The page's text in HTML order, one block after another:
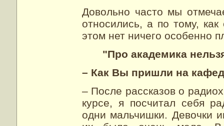
Довольно часто мы
относились, а по тому,
этом нет ничего особенно
"Про академика
– Как Вы пришли на
– После рассказов о
курсе, я посчитал себя
одни мальчишки. Девочки